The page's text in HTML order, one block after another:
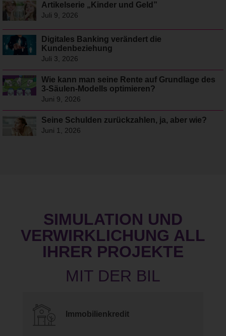
Artikelserie „Kinder und Geld”
Juli 9, 2026
Digitales Banking verändert die
Kundenbeziehung
Juli 3, 2026
Wie kann man seine Rente auf Grundlage des
3-Säulen-Modells optimieren?
Juni 9, 2026
Seine Schulden zurückzahlen, ja, aber wie?
Juni 1, 2026
SIMULATION UND
VERWIRKLICHUNG ALL
IHRER PROJEKTE
Immobilienkredit